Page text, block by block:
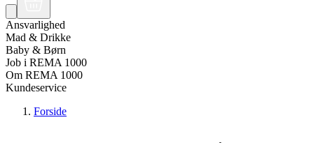
Ansvarlighed
Mad & Drikke
Baby & Børn
Job i REMA 1000
Om REMA 1000
Kundeservice
Forside